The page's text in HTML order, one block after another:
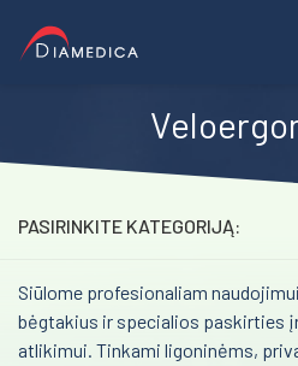
Laboratorinė medicina
Veterinarija
Gyvybės mokslai
PASIRINKITE KATEGORIJĄ:
Laboratorinė medicina
Medicininė įranga ir priemonės
Siūlome profesionaliam
bėgtakius ir specialios paskirties
atlikimui. Tinkami ligoninėms,